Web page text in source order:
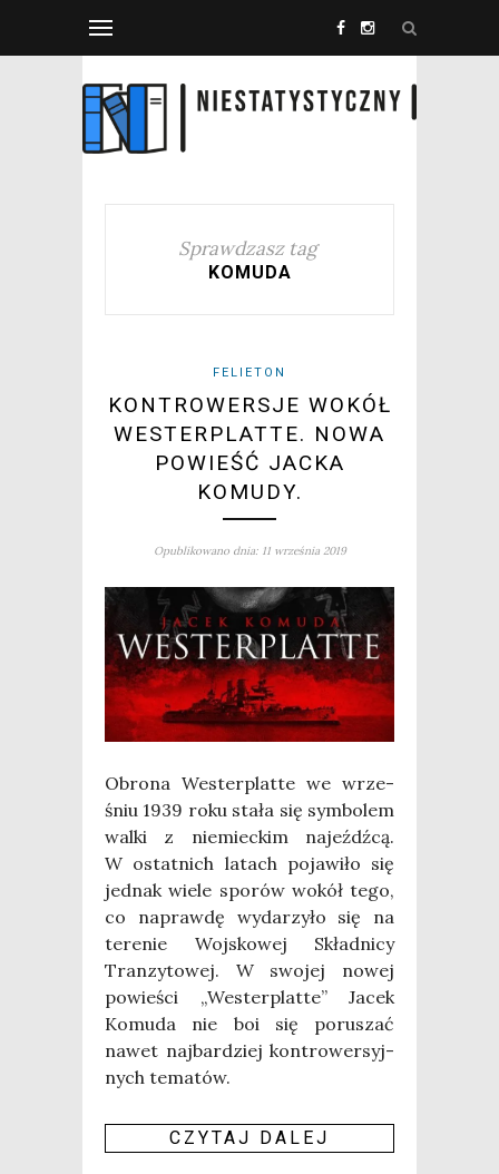
Sprawdzasz tag
KOMUDA
FELIETON
KONTROWERSJE WOKÓŁ
WESTERPLATTE. NOWA
POWIEŚĆ JACKA
KOMUDY.
Opublikowano dnia: 11 września 2019
Obro­na Wester­plat­te we wrze­
śniu 1939 roku sta­ła się sym­bo­lem
wal­ki z nie­miec­kim najeźdź­cą.
W ostat­nich latach poja­wi­ło się
jed­nak wie­le spo­rów wokół tego,
co napraw­dę wyda­rzy­ło się na
tere­nie Woj­sko­wej Skład­ni­cy
Tran­zy­to­wej. W swo­jej nowej
powie­ści „Wester­plat­te” Jacek
Komu­da nie boi się poru­szać
nawet naj­bar­dziej kon­tro­wer­syj­
nych tema­tów.
CZY­TAJ DALEJ